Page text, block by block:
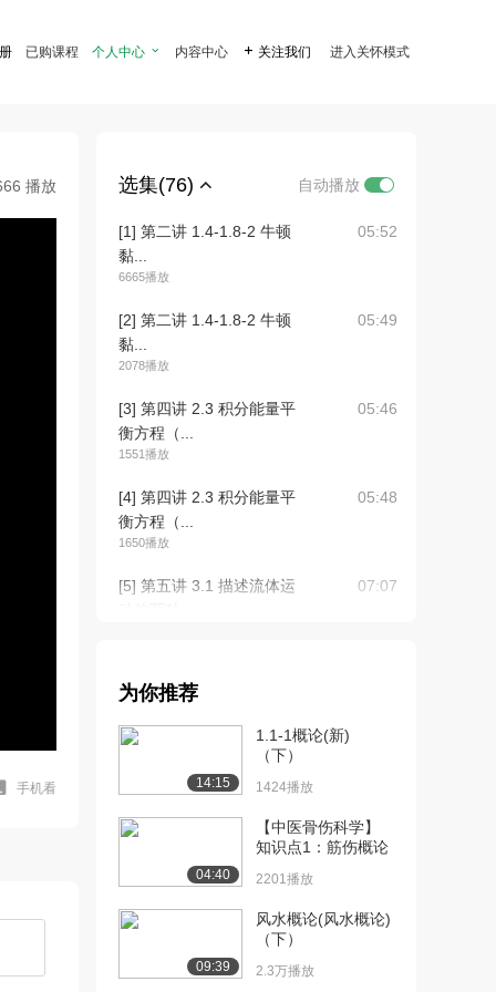
已购课程 个人中心  内容中心  关注我们 进入关怀模式
播放
手机看
选集(76) 自动播放
[1] 第二讲 1.4-1.8-2 牛顿
黏...
6665播放
05:52
[2] 第二讲 1.4-1.8-2 牛顿
黏...
2078播放
05:49
[3] 第四讲 2.3 积分能量平
衡方程（...
1551播放
05:46
[4] 第四讲 2.3 积分能量平
衡方程（...
1650播放
05:48
[5] 第五讲 3.1 描述流体运
07:07
动的两种...
[7] 第六讲 3.3 流体微团运
动分析，...
[8] 第七讲 3.4 平面稳态流
动与流函...
08:01
[9] 第八讲 3.5 连续性方程
为你推荐
14:15
1.1-1概论(新)
（下）
1424播放
04:40
【中医骨伤科学】
知识点1：筋伤概论
2201播放
09:39
风水概论(风水概论)
（下）
2.3万播放